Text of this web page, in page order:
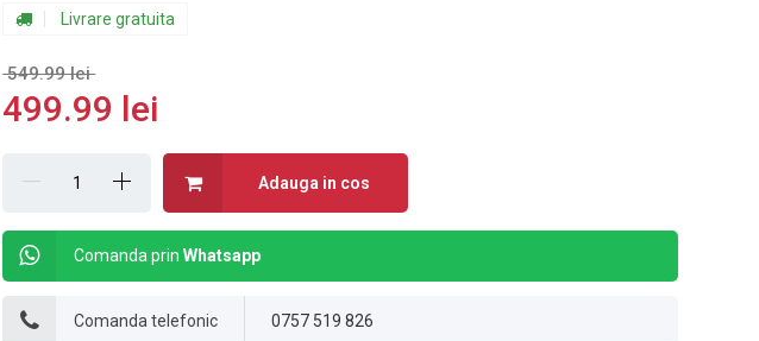
Livrare gratuita
549.99 lei
499.99 lei
Adauga in cos
Comanda prinWhatsapp
Comanda telefonic 0757 519 826